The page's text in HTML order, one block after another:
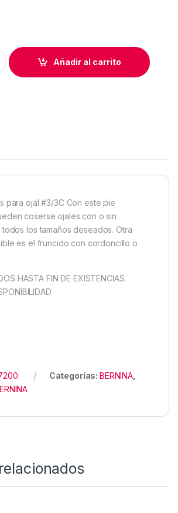
OJALES TRADICIONAL BERNINA Nº3
Añadir al carrito
para ojal #3/3C Con este pie
coserse ojales con o sin
los tamaños deseados. Otra
es el fruncido con cordoncillo o
HASTA FIN DE EXISTENCIAS.
Categorías: BERNINA